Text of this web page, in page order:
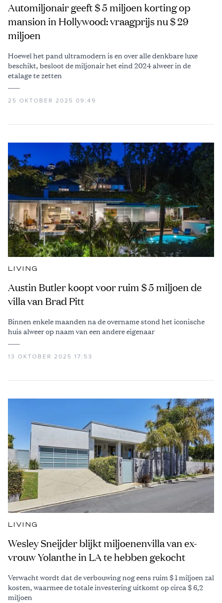
Automiljonair geeft $ 5 miljoen korting op
mansion in Hollywood: vraagprijs nu $ 29
miljoen
Hoewel het pand ultramodern is en over alle denkbare luxe
beschikt, besloot de miljonair het eind 2024 alweer in de
etalage te zetten
25 OKTOBER 2025 09:49
LIVING
Austin Butler koopt voor ruim $ 5 miljoen de
villa van Brad Pitt
Binnen enkele maanden na de overname stond het iconische
huis alweer op naam van een andere eigenaar
13 OKTOBER 2025 17:53
LIVING
Wesley Sneijder blijkt miljoenenvilla van ex-
vrouw Yolanthe in LA te hebben gekocht
Verwacht wordt dat de verbouwing nog eens ruim $ 1 miljoen zal
kosten, waarmee de totale investering uitkomt op circa $ 6,2
miljoen